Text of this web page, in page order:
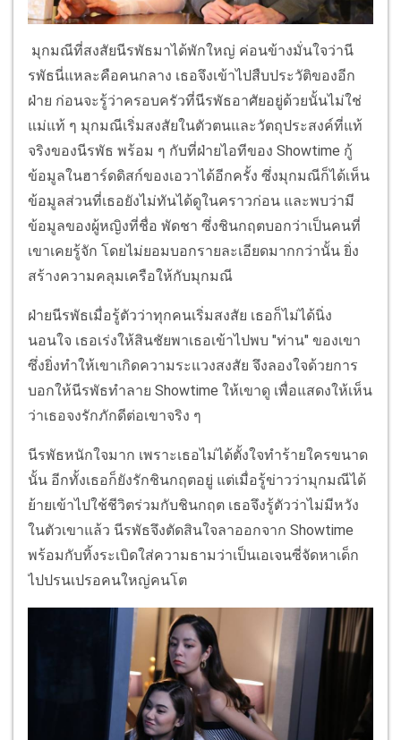
มุกมณีที่สงสัยนีรพัธมาได้พักใหญ่ ค่อนข้างมั่นใจว่านี
รพัธนี่แหละคือคนกลาง เธอจึงเข้าไปสืบประวัติของอีก
ฝ่าย ก่อนจะรู้ว่าครอบครัวที่นีรพัธอาศัยอยู่ด้วยนั้นไม่ใช่
แม่แท้ ๆ มุกมณีเริ่มสงสัยในตัวตนและวัตถุประสงค์ที่แท้
จริงของนีรพัธ พร้อม ๆ กับที่ฝ่ายไอทีของ Showtime กู้
ข้อมูลในฮาร์ดดิสก์ของเอวาได้อีกครั้ง ซึ่งมุกมณีก็ได้เห็น
ข้อมูลส่วนที่เธอยังไม่ทันได้ดูในคราวก่อน และพบว่ามี
ข้อมูลของผู้หญิงที่ชื่อ พัดชา ซึ่งชินกฤตบอกว่าเป็นคนที่
เขาเคยรู้จัก โดยไม่ยอมบอกรายละเอียดมากกว่านั้น ยิ่ง
สร้างความคลุมเครือให้กับมุกมณี
ฝ่ายนีรพัธเมื่อรู้ตัวว่าทุกคนเริ่มสงสัย เธอก็ไม่ได้นิ่ง
นอนใจ เธอเร่งให้สินชัยพาเธอเข้าไปพบ "ท่าน" ของเขา
ซึ่งยิ่งทำให้เขาเกิดความระแวงสงสัย จึงลองใจด้วยการ
บอกให้นีรพัธทำลาย Showtime ให้เขาดู เพื่อแสดงให้เห็น
ว่าเธอจงรักภักดีต่อเขาจริง ๆ
นีรพัธหนักใจมาก เพราะเธอไม่ได้ตั้งใจทำร้ายใครขนาด
นั้น อีกทั้งเธอก็ยังรักชินกฤตอยู่ แต่เมื่อรู้ข่าวว่ามุกมณีได้
ย้ายเข้าไปใช้ชีวิตร่วมกับชินกฤต เธอจึงรู้ตัวว่าไม่มีหวัง
ในตัวเขาแล้ว นีรพัธจึงตัดสินใจลาออกจาก Showtime
พร้อมกับทิ้งระเบิดใส่ความธามว่าเป็นเอเจนซี่จัดหาเด็ก
ไปปรนเปรอคนใหญ่คนโต